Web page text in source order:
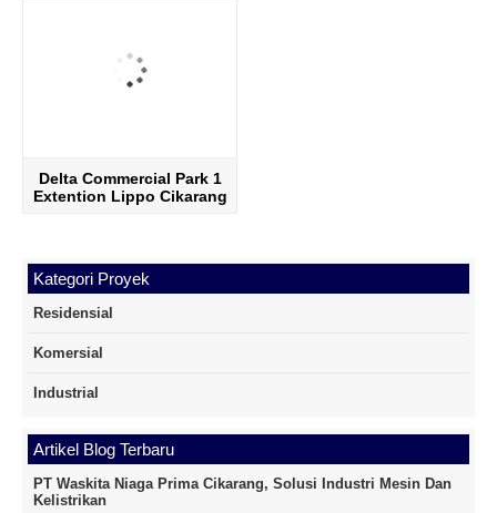
Delta Commercial Park 1
Extention Lippo Cikarang
Kategori Proyek
Residensial
Komersial
Industrial
Artikel Blog Terbaru
PT Waskita Niaga Prima Cikarang, Solusi Industri Mesin Dan
Kelistrikan